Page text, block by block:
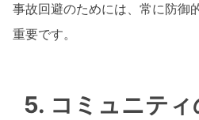
事故回避のためには、常に防御
重要です。
5. コミュニテ